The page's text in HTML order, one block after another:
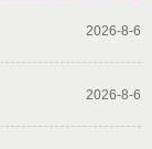
2026-8-6
2026-8-6